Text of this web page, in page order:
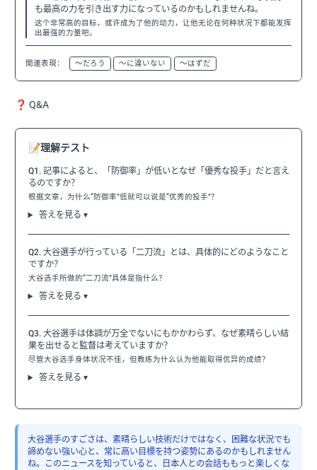
も最高の力を引き出す力になっているのかもしれませんね。
这个非常高的目标，或许成为了他的动力，让他无论在何种状况下都能发挥
出最强的力量吧。
関連表現： 〜だろう 〜に違いない 〜はずだ
❓ Q&A
📝理解テスト
Q1. 記事によると、「防御率」が低いとなぜ「優秀な投手」だと言え
るのですか？
根据文章，为什么“防御率”低就可以说是“优秀的投手”？
答えを見る ▾
Q2. 大谷選手が行っている「二刀流」とは、具体的にどのようなこと
ですか？
大谷选手所做的“二刀流”具体是指什么？
答えを見る ▾
Q3. 大谷選手は体調が万全でないにもかかわらず、なぜ素晴らしい結
果を出せると監督は考えていますか？
尽管大谷选手身体状况不佳，但教练为什么认为他能取得优异的成绩？
答えを見る ▾
大谷選手のすごさは、素晴らしい技術だけではなく、困難な状況でも
諦めない強い心と、常に高い目標を持つ姿勢にあるのかもしれません
ね。このニュースを知っていると、日本人との会話ももっと楽しくな